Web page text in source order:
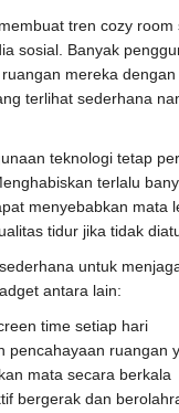
tren cozy room
sosial. Banyak
mereka
terlihat sederhana
teknologi tetap
terlalu
menyebabkan mata
tidur jika tidak
untuk
antara lain:
time setiap hari
pencahayaan ruangan
mata secara berkala
bergerak dan